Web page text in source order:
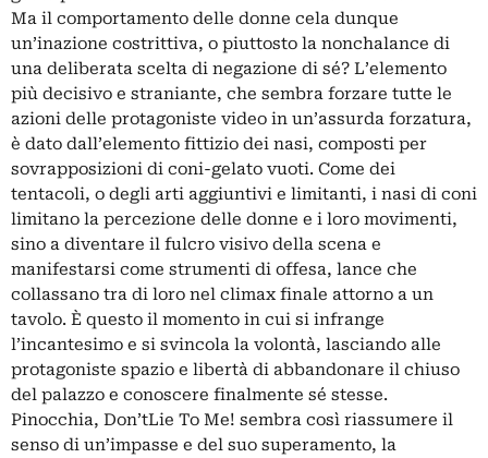
Ma il comportamento delle donne cela dunque
un’inazione costrittiva, o piuttosto la nonchalance di
una deliberata scelta di negazione di sé? L’elemento
più decisivo e straniante, che sembra forzare tutte le
azioni delle protagoniste video in un’assurda forzatura,
è dato dall’elemento fittizio dei nasi, composti per
sovrapposizioni di coni-gelato vuoti. Come dei
tentacoli, o degli arti aggiuntivi e limitanti, i nasi di coni
limitano la percezione delle donne e i loro movimenti,
sino a diventare il fulcro visivo della scena e
manifestarsi come strumenti di offesa, lance che
collassano tra di loro nel climax finale attorno a un
tavolo. È questo il momento in cui si infrange
l’incantesimo e si svincola la volontà, lasciando alle
protagoniste spazio e libertà di abbandonare il chiuso
del palazzo e conoscere finalmente sé stesse.
Pinocchia, Don’tLie To Me! sembra così riassumere il
senso di un’impasse e del suo superamento, la